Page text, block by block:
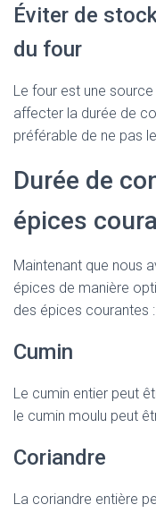
Éviter de
du four
Le four est une
affecter la durée de
préférable de ne pas
Durée de
épices
Maintenant que nous
épices de manière
des épices courantes :
Cumin
Le cumin entier peut
le cumin moulu peut
Coriandre
La coriandre entière